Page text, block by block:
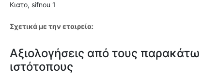
Κιατο, sifnou 1
Σχετικά με την εταιρεία:
Αξιολογήσεις από τους παρακάτω
ιστότοπους